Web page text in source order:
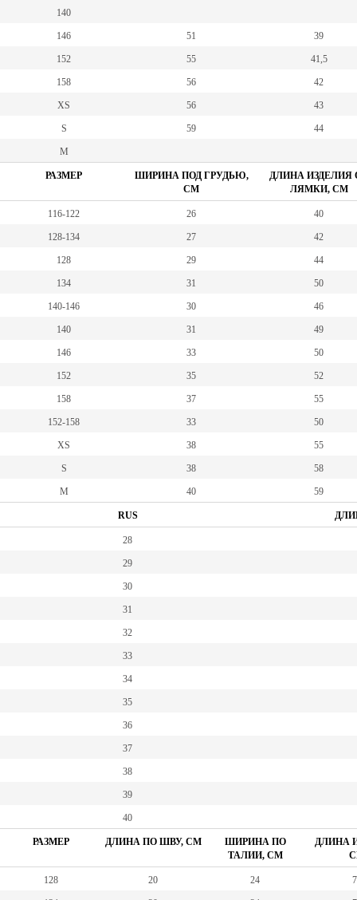
140
146 51 39
152 55 41,5
158 56 42
XS 56 43
S 59 44
M
РАЗМЕР
ШИРИНА ПОД ГРУДЬЮ,
СМ
ДЛИНА ИЗДЕЛИЯ
ЛЯМКИ, СМ
116-122 26 40
128-134 27 42
128 29 44
134 31 50
140-146 30 46
140 31 49
146 33 50
152 35 52
158 37 55
152-158 33 50
XS 38 55
S 38 58
M 40 59
RUS
28
29
30
31
32
33
34
35
36
37
38
39
40
РАЗМЕР ДЛИНА ПО ШВУ, СМ
ШИРИНА ПО
ТАЛИИ, СМ
ДЛИНА
128 20 24